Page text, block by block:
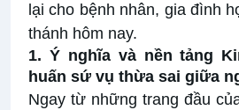
lại cho bệnh nhân, gia đình
thánh hôm nay.
1. Ý nghĩa và nền tảng
huấn sứ vụ thừa sai giữa
Ngay từ những trang đầu